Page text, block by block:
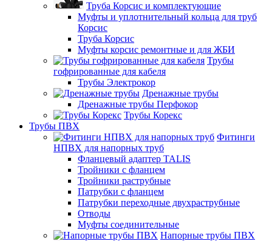
Труба Корсис и комплектующие
Муфты и уплотнительный кольца для труб
Корсис
Труба Корсис
Муфты корсис ремонтные и для ЖБИ
Трубы
гофрированные для кабеля
Трубы Электрокор
Дренажные трубы
Дренажные трубы Перфокор
Трубы Корекс
Трубы ПВХ
Фитинги
НПВХ для напорных труб
Фланцевый адаптер TALIS
Тройники с фланцем
Тройники раструбные
Патрубки с фланцем
Патрубки переходные двухраструбные
Отводы
Муфты соединительные
Напорные трубы ПВХ